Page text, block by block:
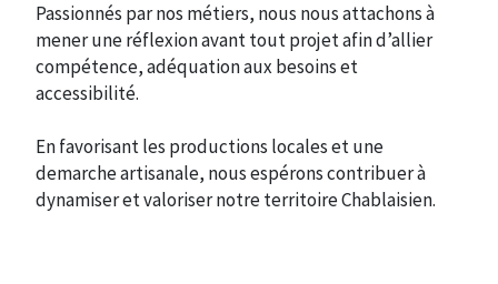
Passionnés par nos métiers, nous nous attachons à
mener une réflexion avant tout projet afin d’allier
compétence, adéquation aux besoins et
accessibilité.
En favorisant les productions locales et une
demarche artisanale, nous espérons contribuer à
dynamiser et valoriser notre territoire Chablaisien.